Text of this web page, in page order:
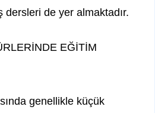
dersleri de yer almaktadır.
EĞİTİM
genellikle küçük